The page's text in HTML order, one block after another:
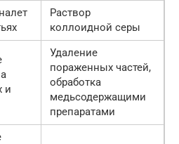
Раствор
коллоидной серы
и
Удаление
пораженных частей,
обработка
медьсодержащими
препаратами